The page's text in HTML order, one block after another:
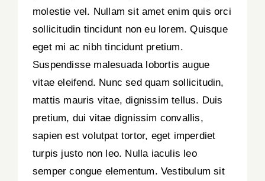
molestie vel. Nullam sit amet enim quis orci
sollicitudin tincidunt non eu lorem. Quisque
eget mi ac nibh tincidunt pretium.
Suspendisse malesuada lobortis augue
vitae eleifend. Nunc sed quam sollicitudin,
mattis mauris vitae, dignissim tellus. Duis
pretium, dui vitae dignissim convallis,
sapien est volutpat tortor, eget imperdiet
turpis justo non leo. Nulla iaculis leo
semper congue elementum. Vestibulum sit